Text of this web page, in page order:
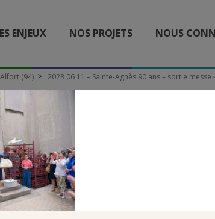
ENJEUX NOS PROJETS NOUS
(94) 2023 06 11 – Sainte-Agnès 90 ans – sortie
11 – SAINTE-
– LANCER DE